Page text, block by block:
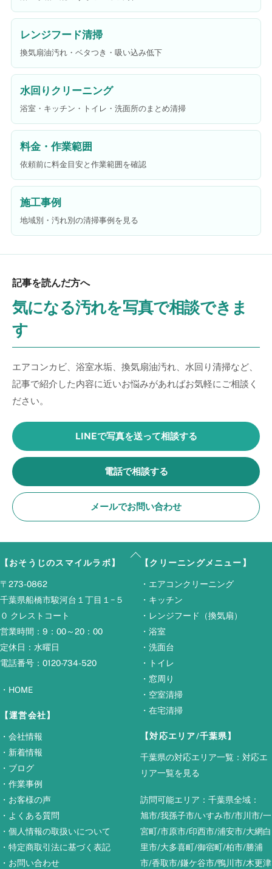
レンジフード清掃
換気扇油汚れ・ベタつき・吸い込み低下
水回りクリーニング
浴室・キッチン・トイレ・洗面所のまとめ清掃
料金・作業範囲
依頼前に料金目安と作業範囲を確認
施工事例
地域別・汚れ別の清掃事例を見る
記事を読んだ方へ
気になる汚れを写真で相談できま
す
エアコンカビ、浴室水垢、換気扇油汚れ、水回り清掃など、
記事で紹介した内容に近いお悩みがあればお気軽にご相談く
ださい。
LINEで写真を送って相談する
電話で相談する
メールでお問い合わせ
Back
Top
【おそうじのスマイルラボ】
〒273-0862
千葉県船橋市駿河台１丁目１−５
０ クレストコート
営業時間：9：00～20：00
定休日：水曜日
電話番号：0120-734-520
・ HOME
【運営会社】
・ 会社情報
・ 新着情報
・ ブログ
・ 作業事例
・ お客様の声
・ よくある質問
・ 個人情報の取扱いについて
・ 特定商取引法に基づく表記
・ お問い合わせ
【クリーニングメニュー】
・ エアコンクリーニング
・ キッチン
・ レンジフード（換気扇）
・浴室
・洗面台
・
トイレ
・ 窓周り
・ 空室清掃
・在宅清掃
【対応エリア/千葉県】
千葉県の対応エリア一覧：対応エ
リア一覧を見る
訪問可能エリア：千葉県全域：
旭市/我孫子市/いすみ市/市川市/一
宮町/市原市/印西市/浦安市/大網白
里市/大多喜町/御宿町/柏市/勝浦
市/香取市/鎌ケ谷市/鴨川市/木更津